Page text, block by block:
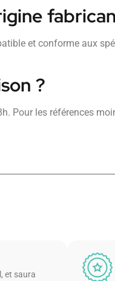
et conforme aux
?
Pour les références
et saura